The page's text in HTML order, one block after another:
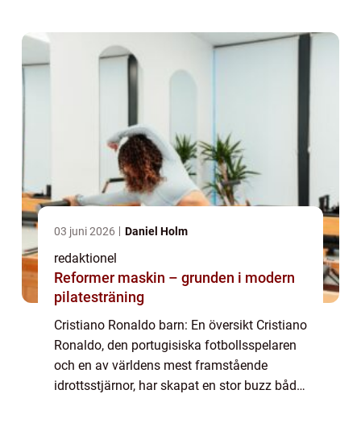
03 juni 2026 Daniel Holm
redaktionel
Reformer maskin – grunden i modern
pilatesträning
Cristiano Ronaldo barn: En översikt Cristiano
Ronaldo, den portugisiska fotbollsspelaren
och en av världens mest framstående
idrottsstjärnor, har skapat en stor buzz både